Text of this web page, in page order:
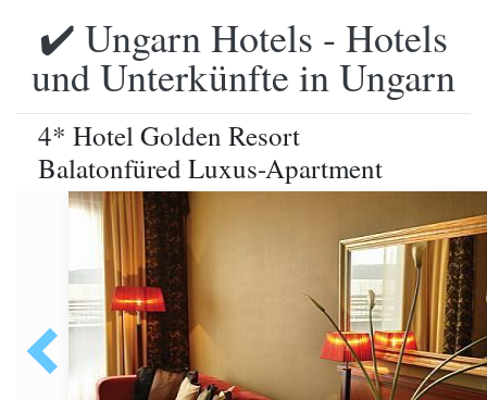
✔️ Ungarn Hotels - Hotels
und Unterkünfte in Ungarn
4* Hotel Golden Resort
Balatonfüred Luxus-Apartment